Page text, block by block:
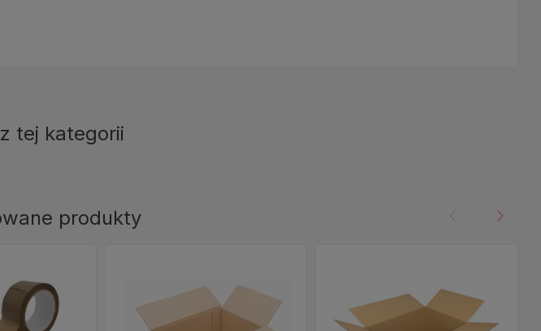
tej kategorii
produkty